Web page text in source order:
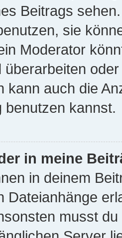
Beitrags
sie
Moderator
überarbeiten
kann auch die
benutzen kannst.
in meine
in deinem
Dateianhänge
musst